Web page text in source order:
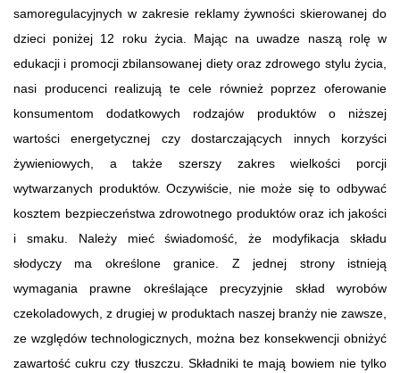
samoregulacyjnych w zakresie reklamy żywności skierowanej do
dzieci poniżej 12 roku życia. Mając na uwadze naszą rolę w
edukacji i promocji zbilansowanej diety oraz zdrowego stylu życia,
nasi producenci realizują te cele również poprzez oferowanie
konsumentom dodatkowych rodzajów produktów o niższej
wartości energetycznej czy dostarczających innych korzyści
żywieniowych, a także szerszy zakres wielkości porcji
wytwarzanych produktów. Oczywiście, nie może się to odbywać
kosztem bezpieczeństwa zdrowotnego produktów oraz ich jakości
i smaku. Należy mieć świadomość, że modyfikacja składu
słodyczy ma określone granice. Z jednej strony istnieją
wymagania prawne określające precyzyjnie skład wyrobów
czekoladowych, z drugiej w produktach naszej branży nie zawsze,
ze względów technologicznych, można bez konsekwencji obniżyć
zawartość cukru czy tłuszczu. Składniki te mają bowiem nie tylko